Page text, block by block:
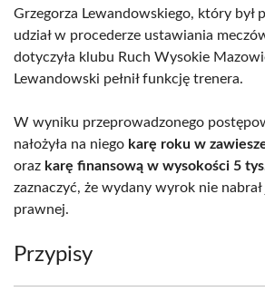
Grzegorza Lewandowskiego, który był
udział w procederze ustawiania
dotyczyła klubu Ruch Wysokie
Lewandowski pełnił funkcję trenera.
W wyniku przeprowadzonego
nałożyła na niego karę roku w
oraz karę finansową w wysokości 5
zaznaczyć, że wydany wyrok nie nabrał
prawnej.
Przypisy